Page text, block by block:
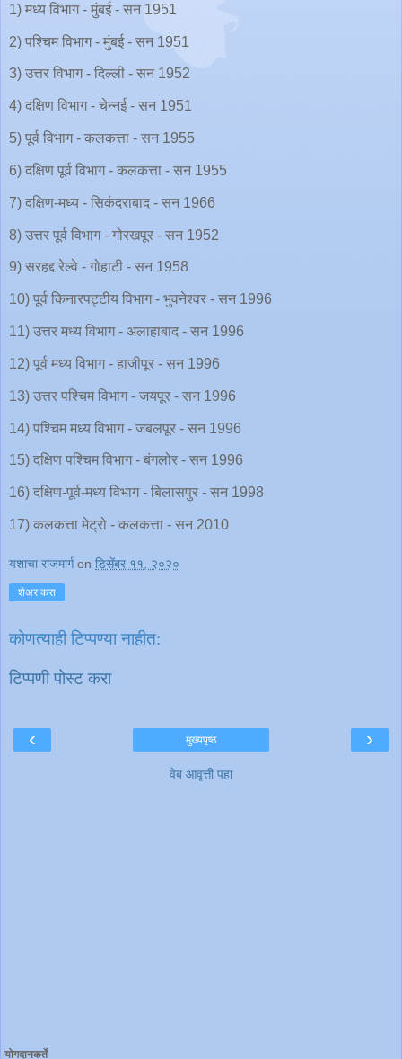
1) मध्य विभाग - मुंबई - सन 1951
2) पश्चिम विभाग - मुंबई - सन 1951
3) उत्तर विभाग - दिल्ली - सन 1952
4) दक्षिण विभाग - चेन्नई - सन 1951
5) पूर्व विभाग - कलकत्ता - सन 1955
6) दक्षिण पूर्व विभाग - कलकत्ता - सन 1955
7) दक्षिण-मध्य - सिकंदराबाद - सन 1966
8) उत्तर पूर्व विभाग - गोरखपूर - सन 1952
9) सरहद्द रेल्वे - गोहाटी - सन 1958
10) पूर्व किनारपट्टीय विभाग - भुवनेश्वर - सन 1996
11) उत्तर मध्य विभाग - अलाहाबाद - सन 1996
12) पूर्व मध्य विभाग - हाजीपूर - सन 1996
13) उत्तर पश्चिम विभाग - जयपूर - सन 1996
14) पश्चिम मध्य विभाग - जबलपूर - सन 1996
15) दक्षिण पश्चिम विभाग - बंगलोर - सन 1996
16) दक्षिण-पूर्व-मध्य विभाग - बिलासपुर - सन 1998
17) कलकत्ता मेट्रो - कलकत्ता - सन 2010
यशाचा राजमार्ग on डिसेंबर ११, २०२०
शेअर करा
कोणत्याही टिप्पण्‍या नाहीत:
टिप्पणी पोस्ट करा
‹ ›
मुख्यपृष्ठ
वेब आवृत्ती पहा
योगदानकर्ते